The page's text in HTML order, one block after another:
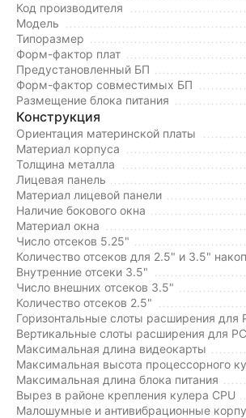
Код производителя
Модель
Типоразмер
Форм-фактор плат
Предустановленный БП
Форм-фактор совместимых БП
Размещение блока питания
Конструкция
Ориентация материнской платы
Материал корпуса
Толщина металла
Лицевая панель
Материал лицевой панели
Наличие бокового окна
Материал окна
Число отсеков 5.25"
Количество отсеков для 2.5" и 3.5"
Внутренние отсеки 3.5"
Число внешних отсеков 3.5"
Количество отсеков 2.5"
Горизонтальные слоты расширения для
Вертикальные слоты расширения для
Максимальная длина видеокарты
Максимальная высота процессорного
Максимальная длина блока питания
Вырез в районе крепления кулера CPU
Малошумные и антивибрационные